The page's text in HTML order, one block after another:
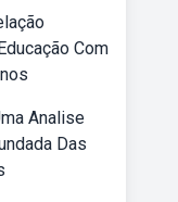
Com
Analise
Das